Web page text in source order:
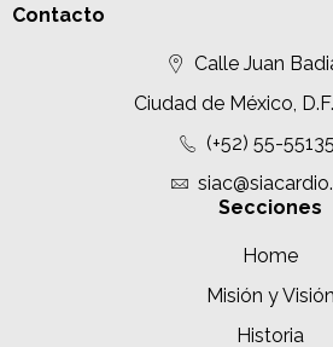
Contacto
Calle Juan
Ciudad de México,
(+52) 55-
Secciones
Home
Misión y Visión
Historia